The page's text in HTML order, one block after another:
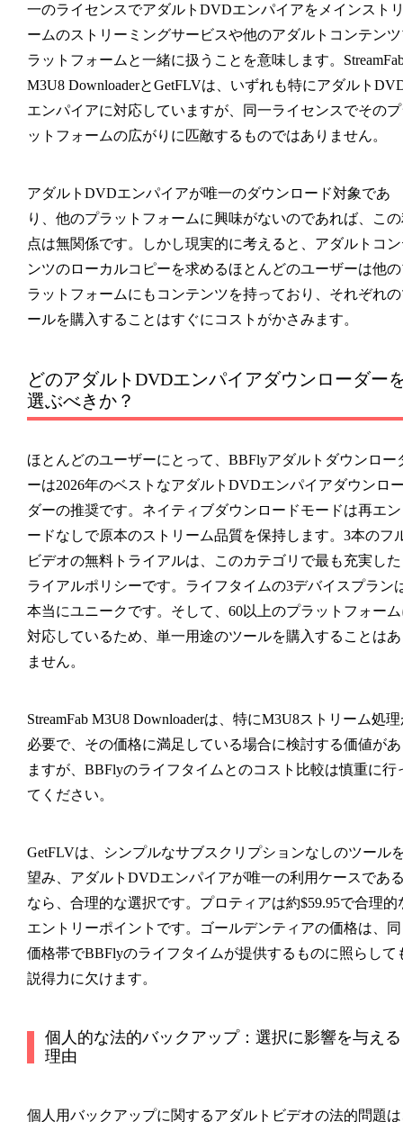
一のライセンスでアダルトDVDエンパイアをメインスト
ームのストリーミングサービスや他のアダルトコンテン
ラットフォームと一緒に扱うことを意味します。
M3U8 DownloaderとGetFLVは、いずれも特にアダルト
エンパイアに対応していますが、同一ライセンスでその
ットフォームの広がりに匹敵するものではありません。
アダルトDVDエンパイアが唯一のダウンロード対象であ
り、他のプラットフォームに興味がないのであれば、こ
点は無関係です。しかし現実的に考えると、アダルトコ
ンツのローカルコピーを求めるほとんどのユーザーは他
ラットフォームにもコンテンツを持っており、それぞれ
ールを購入することはすぐにコストがかさみます。
どのアダルトDVDエンパイアダウンローダー
選ぶべきか？
ほとんどのユーザーにとって、BBFlyアダルトダウンロー
ーは2026年のベストなアダルトDVDエンパイアダウンロ
ダーの推奨です。ネイティブダウンロードモードは再エ
ードなしで原本のストリーム品質を保持します。3本のフ
ビデオの無料トライアルは、このカテゴリで最も充実し
ライアルポリシーです。ライフタイムの3デバイスプラン
本当にユニークです。そして、60以上のプラットフォー
対応しているため、単一用途のツールを購入することは
ません。
StreamFab M3U8 Downloaderは、特にM3U8ストリーム処
必要で、その価格に満足している場合に検討する価値が
ますが、BBFlyのライフタイムとのコスト比較は慎重に行
てください。
GetFLVは、シンプルなサブスクリプションなしのツール
望み、アダルトDVDエンパイアが唯一の利用ケースであ
なら、合理的な選択です。プロティアは約$59.95で合理的
エントリーポイントです。ゴールデンティアの価格は、
価格帯でBBFlyのライフタイムが提供するものに照らして
説得力に欠けます。
個人的な法的バックアップ：選択に影響を与える
理由
個人用バックアップに関するアダルトビデオの法的問題